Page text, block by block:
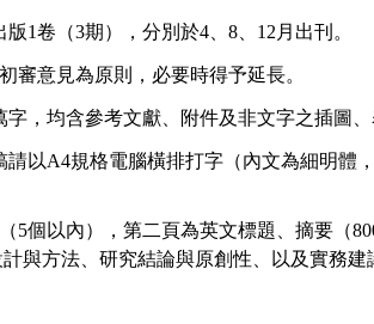
版1卷（3期），分別於4 8 12 月出刊。
審意見為原則，必要時得予延長。
字，均含參考文獻、附件及非文字之插圖、
請以A4規格電腦橫排打字（內文為細明體，
5個以內），第二頁為英文標題、摘要（
與方法、研究結論與原創性、以及實務建